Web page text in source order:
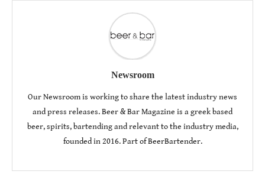
Newsroom
Our Newsroom is working to share the latest industry news
and press releases. Beer & Bar Magazine is a greek based
beer, spirits, bartending and relevant to the industry media,
founded in 2016. Part of BeerBartender.